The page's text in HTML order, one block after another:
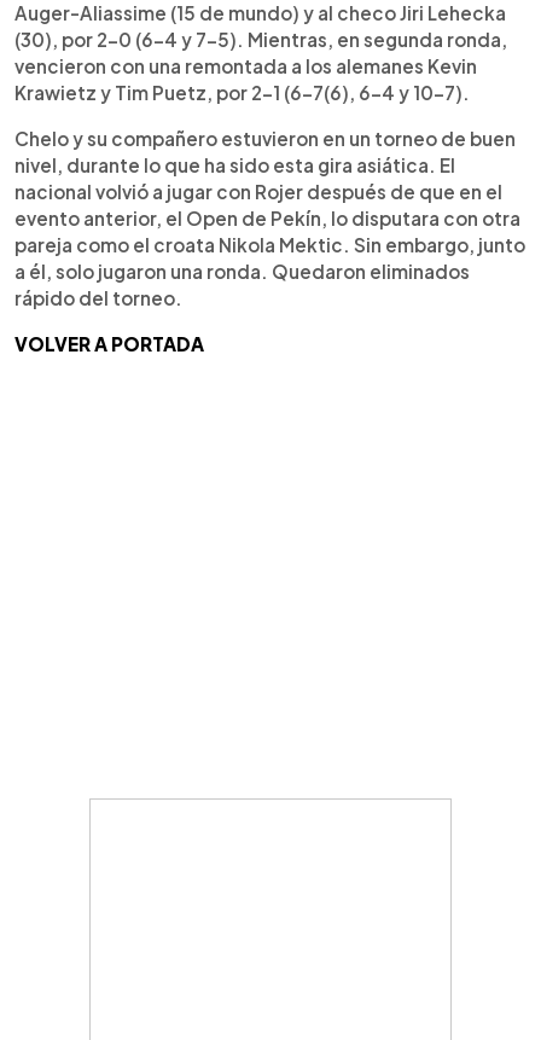
Auger-Aliassime (15 de mundo) y al checo Jiri Lehecka
(30), por 2-0 (6-4 y 7-5). Mientras, en segunda ronda,
vencieron con una remontada a los alemanes Kevin
Krawietz y Tim Puetz, por 2-1 (6-7(6), 6-4 y 10-7).
Chelo y su compañero estuvieron en un torneo de buen
nivel, durante lo que ha sido esta gira asiática. El
nacional volvió a jugar con Rojer después de que en el
evento anterior, el Open de Pekín, lo disputara con otra
pareja como el croata Nikola Mektic. Sin embargo, junto
a él, solo jugaron una ronda. Quedaron eliminados
rápido del torneo.
VOLVER A PORTADA